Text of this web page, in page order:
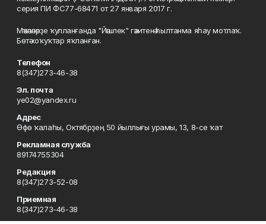
серия ПИ ФС77-68471 от 27 января 2017 г.
Мәҡәләләрҙе ҡулланғанда "Йәшлек" гәзитенә һылтанма яһау мотлаҡ.
Бөтә хоҡуҡтар яҡланған.
Телефон
8(347)273-46-38
Эл. почта
ye02@yandex.ru
Адрес
Өфө ҡалаһы, Октябрҙең 50 йыллығы урамы, 13, 8-се ҡат
Рекламная служба
89174755304
Редакция
8(347)273-52-08
Приемная
8(347)273-46-38